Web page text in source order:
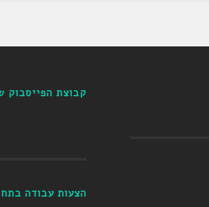
קבוצת הפייסבוק
הצעות עבודה